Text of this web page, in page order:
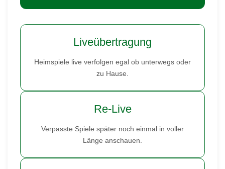
Liveübertragung
Heimspiele live verfolgen egal ob unterwegs oder
zu Hause.
Re-Live
Verpasste Spiele später noch einmal in voller
Länge anschauen.